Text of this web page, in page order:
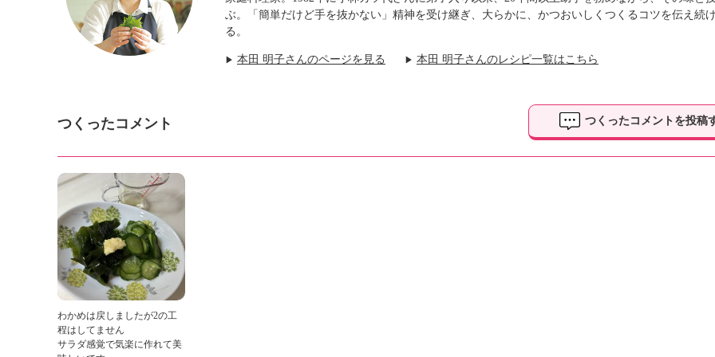
ぶ。「簡単だけど手を抜かない」精神を受け継ぎ、大らかに、かつおいしくつくるコツを伝え続
る。
▶ 本田 明子さんのページを見る ▶ 本田 明子さんのレシピ一覧はこちら
つくったコメント つくったコメントを投稿
わかめは戻しましたが2の工
程はしてません
サラダ感覚で気楽に作れて美